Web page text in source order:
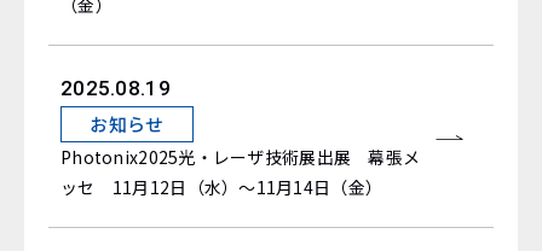
（金）
2025.08.19
お知らせ
Photonix2025光・レーザ技術展出展 幕張メ
ッセ 11月12日（水）～11月14日（金）